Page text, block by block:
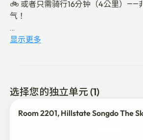
🚲 或者只需骑行16分钟（4公里）——
气！
于国外城市的独特体验。
• 一个宽敞的起居室，带有新的两室结
显示更多
选择您的独立单元 (1)
Room 2201, Hillstate Songdo The